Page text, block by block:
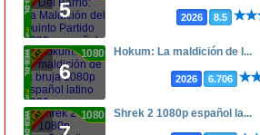
5 2026 8.5
6
1080p Hokum: La maldición de l...
2026 6.706
1080p Shrek 2 1080p español la...